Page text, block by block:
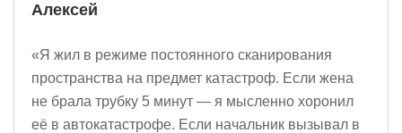
Алексей
«Я жил в режиме постоянного сканирования
пространства на предмет катастроф. Если жена
не брала трубку 5 минут — я мысленно хоронил
её в автокатастрофе. Если начальник вызывал в